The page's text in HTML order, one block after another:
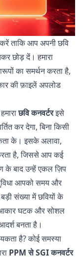
ताकि आप अपनी छवि
छोड़ दें। हमारा
का समर्थन करता है,
की फ़ाइलें अपलोड
छवि कनवर्टरइसे
कर देगा, बिना किसी
के। इसके अलावा,
है, जिससे आप कई
बाद उन्हें एकल ज़िप
आपको समय और
संख्या में छवियों के
आकार घटक और सोशल
बनता है।
है? कोई समस्या
PPM से SGI कनवर्टर